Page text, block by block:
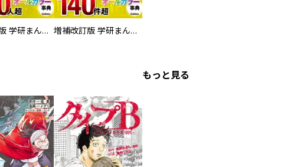
増補改訂版 学研まんが NEW世界の歴史 別巻 人物学習事典 増補改訂版 学研まんが NEW世界の歴史 別巻 世界遺産学習事典
もっと見る